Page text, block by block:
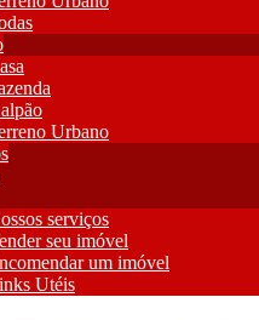
Urbano
serviços
seu imóvel
um imóvel
Utéis